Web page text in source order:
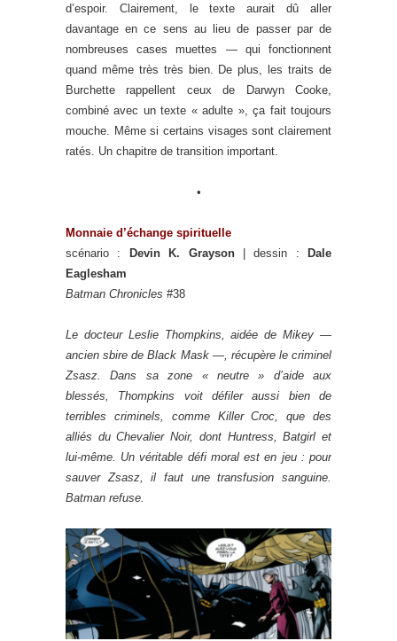
d’espoir. Clairement, le texte aurait dû aller
davantage en ce sens au lieu de passer par de
nombreuses cases muettes — qui fonctionnent
quand même très très bien. De plus, les traits de
Burchette rappellent ceux de Darwyn Cooke,
combiné avec un texte « adulte », ça fait toujours
mouche. Même si certains visages sont clairement
ratés. Un chapitre de transition important.
•
Monnaie d’échange spirituelle
scénario :
Devin K. Grayson| dessin : Dale
Eaglesham
Batman Chronicles #38
Le docteur Leslie Thompkins, aidée de Mikey —
ancien sbire de Black Mask —, récupère le criminel
Zsasz. Dans sa zone « neutre » d’aide aux
blessés, Thompkins voit défiler aussi bien de
terribles criminels, comme Killer Croc, que des
alliés du Chevalier Noir, dont Huntress, Batgirl et
lui-même. Un véritable défi moral est en jeu : pour
sauver Zsasz, il faut une transfusion sanguine.
Batman refuse.